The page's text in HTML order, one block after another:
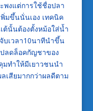
พงแต่การใช้ชื่อปลา
มขึ้นนั่นเอง เทคนิค
ต้นั้นต้องตั้งหม้อใส่น้ำ
บเวลา10นาทีนำขึ้น
ปลดล็อคกัญชาของ
ทำให้มีเยาวชนนำ
เสียมากกว่าผลดีตาม